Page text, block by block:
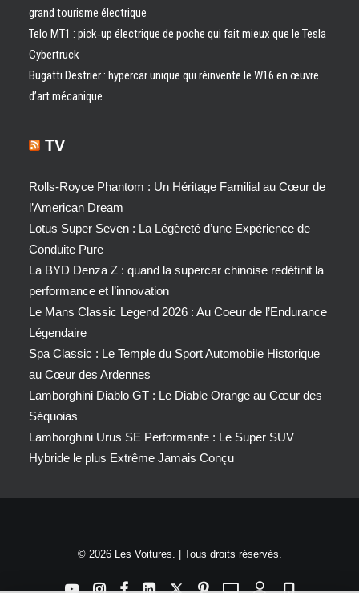
grand tourisme électrique
Telo MT1 : pick‑up électrique de poche qui fait mieux que le Tesla
Cybertruck
Bugatti Destrier : hypercar unique qui réinvente le W16 en œuvre
d’art mécanique
TV
Rolls-Royce Phantom : Un Héritage Familial au Cœur de
l’American Dream
Lotus Super Seven : La Légèreté d’une Expérience de
Conduite Pure
La BYD Denza Z : quand la supercar chinoise redéfinit la
performance et l’innovation
Le Mans Classic Legend 2026 : Au Coeur de l’Endurance
Légendaire
Spa Classic : Le Temple du Sport Automobile Historique
au Cœur des Ardennes
Lamborghini Diablo GT : Le Diable Orange au Cœur des
Séquoias
Lamborghini Urus SE Performante : Le Super SUV
Hybride le plus Extrême Jamais Conçu
© 2026 Les Voitures. | Tous droits réservés.